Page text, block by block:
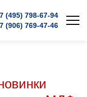
(495) 798-67-94
(906) 769-47-46